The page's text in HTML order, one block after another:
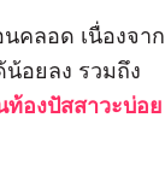
คลอด เนื่องจาก
อยลง รวมถึง
องปัสสาวะบ่อย